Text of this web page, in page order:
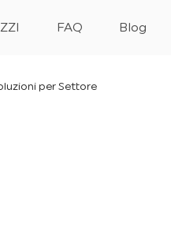
FAQ Blog
per Settore